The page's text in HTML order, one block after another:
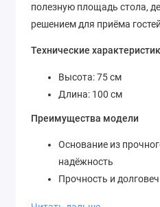
полезную площадь стола,
решением для приёма
Технические
Высота: 75 см
Длина: 100 см
Преимущества модели
Основание из
надёжность
Прочность и